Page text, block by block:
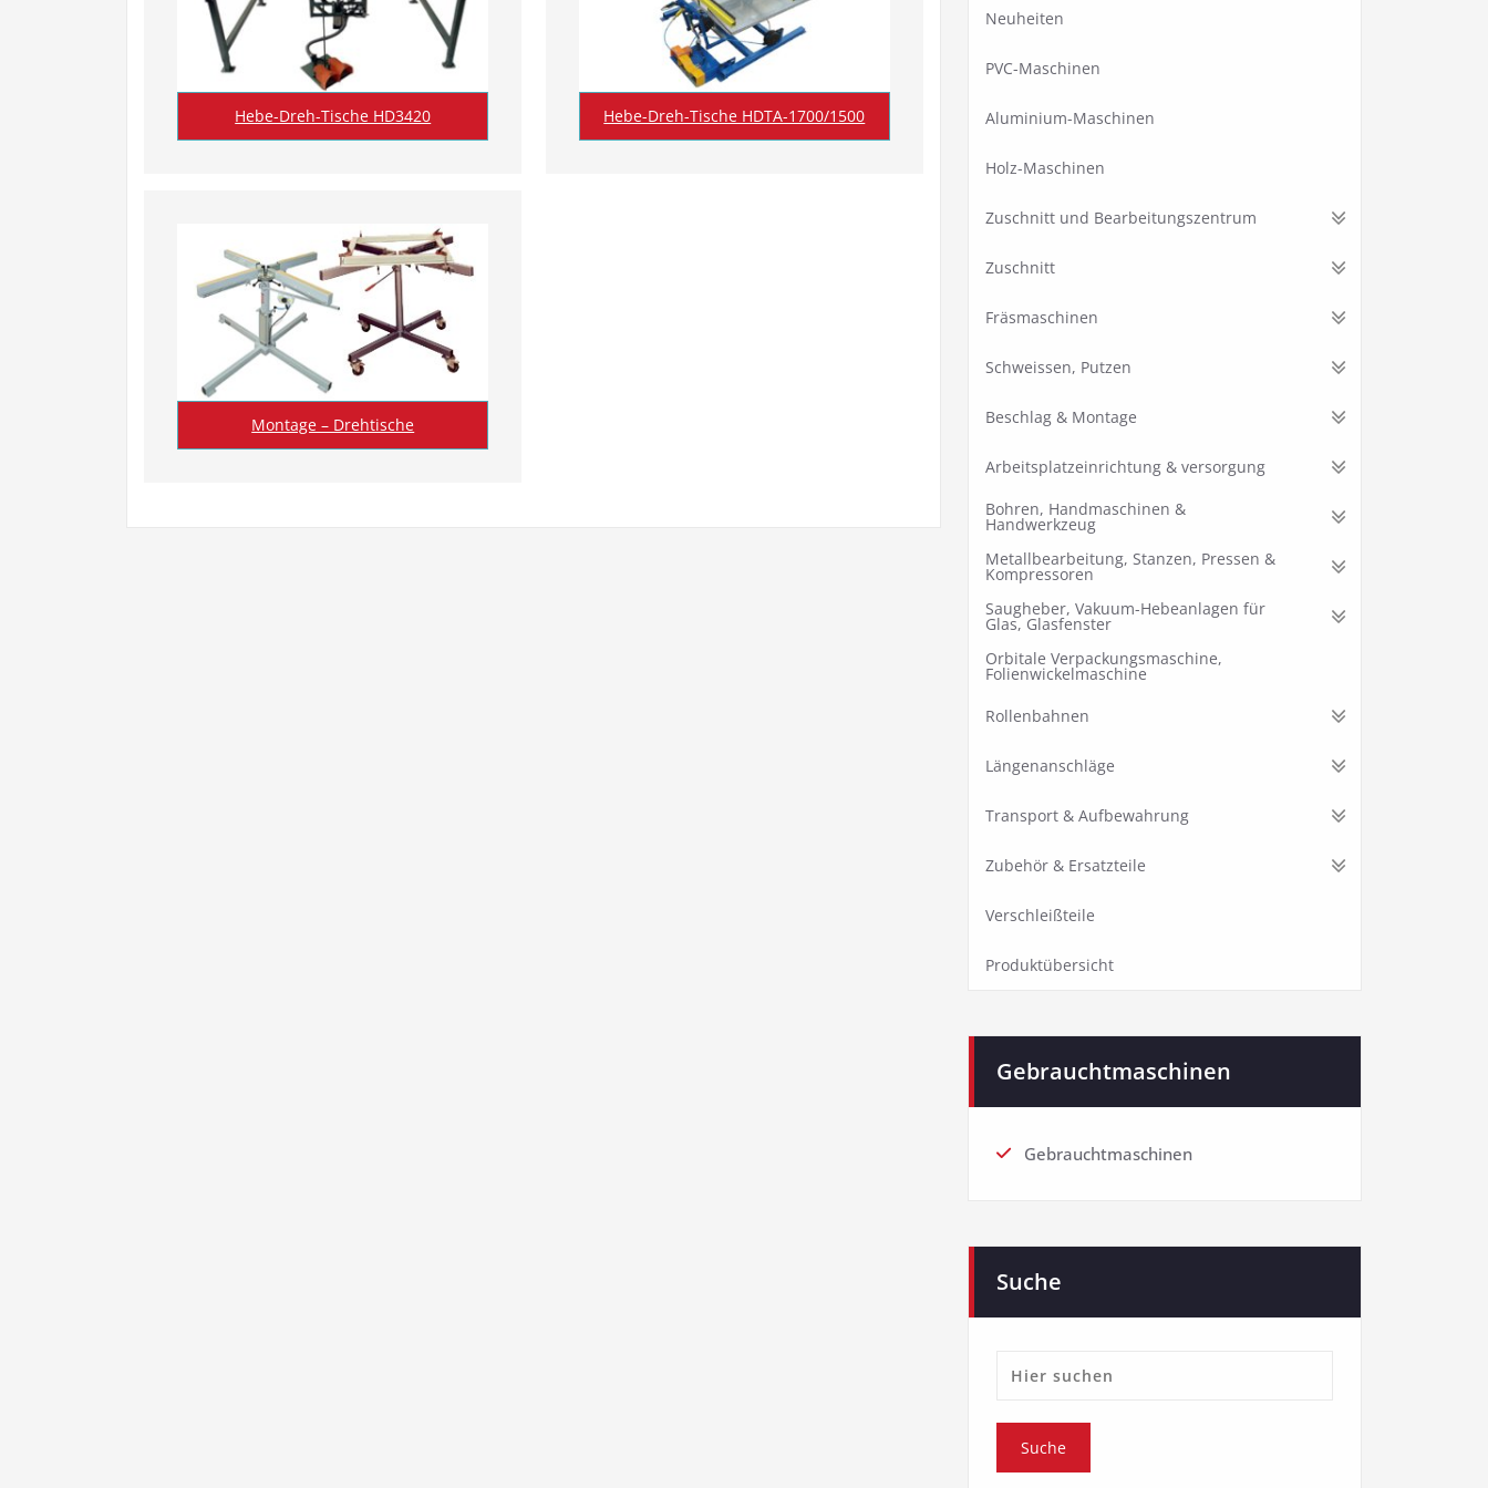
Hebe-Dreh-Tische HD3420 Hebe-Dreh-Tische HDTA-1700/1500
Montage – Drehtische
Neuheiten
PVC-Maschinen
Aluminium-Maschinen
Holz-Maschinen
Zuschnitt und Bearbeitungszentrum
Zuschnitt
Fräsmaschinen
Schweissen, Putzen
Beschlag & Montage
Arbeitsplatzeinrichtung & versorgung
Bohren, Handmaschinen &
Handwerkzeug
Metallbearbeitung, Stanzen, Pressen &
Kompressoren
Saugheber, Vakuum-Hebeanlagen für
Glas, Glasfenster
Orbitale Verpackungsmaschine,
Folienwickelmaschine
Rollenbahnen
Längenanschläge
Transport & Aufbewahrung
Zubehör & Ersatzteile
Verschleißteile
Produktübersicht
Gebrauchtmaschinen
Gebrauchtmaschinen
Suche